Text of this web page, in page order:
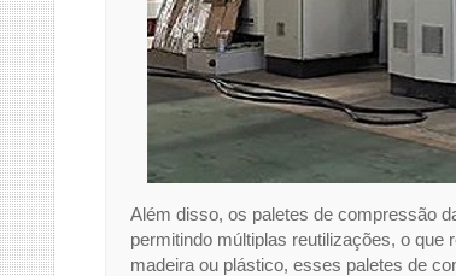
Além disso, os paletes de compressão
permitindo múltiplas reutilizações, o
madeira ou plástico, esses paletes de